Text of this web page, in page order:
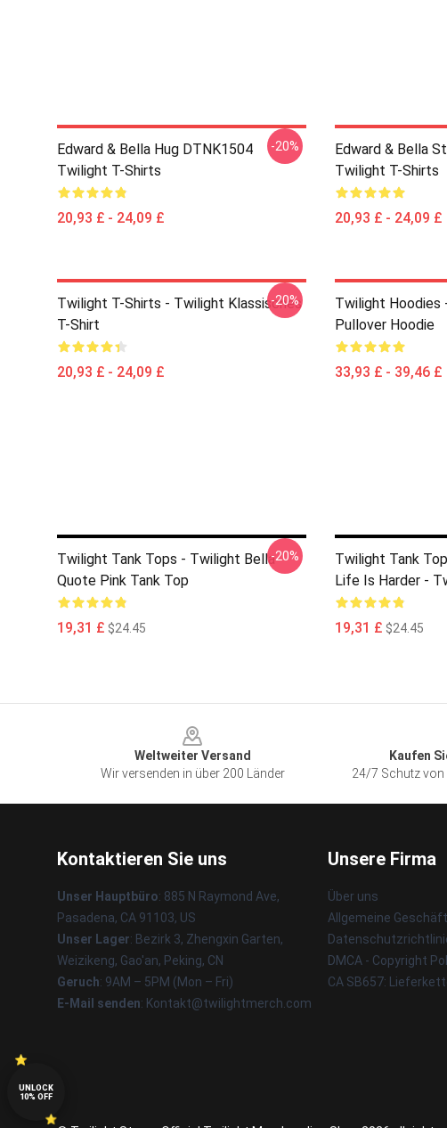
Edward & Bella Hug DTNK1504
Twilight T-Shirts
20,93 £ - 24,09 £
-20%
Edward & Bella
Twilight T-Shirts
20,93 £ - 24,09 £
Twilight T-Shirts - Twilight Klassisches
T-Shirt
20,93 £ - 24,09 £
-20%
Twilight Hoodies
Pullover Hoodie
33,93 £ - 39,46 £
Twilight Tank Tops - Twilight Bella
Quote Pink Tank Top
19,31 £ $24.45
-20%
Twilight Tank
Life Is Harder -
19,31 £ $24.45
Weltweiter Versand
Wir versenden in über 200 Länder
Kaufen
24/7 Schutz von
Kontaktieren Sie uns
Unser Hauptbüro: 885 N Raymond Ave,
Pasadena, CA 91103, US
Unser Lager: Bezirk 3, Zhengxin Garten,
Weizikeng, Gao'an, Peking, CN
Geruch: 9AM – 5PM (Mon – Fri)
E-Mail senden: Kontakt@twilightmerch.com
Unsere Firma
Über uns
Allgemeine
DMCA - Copyright
CA SB657:
UNLOCK
10% OFF